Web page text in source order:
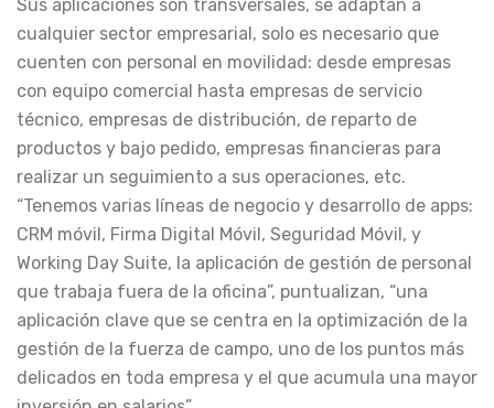
Sus aplicaciones son transversales, se adaptan a
cualquier sector empresarial, solo es necesario que
cuenten con personal en movilidad: desde empresas
con equipo comercial hasta empresas de servicio
técnico, empresas de distribución, de reparto de
productos y bajo pedido, empresas financieras para
realizar un seguimiento a sus operaciones, etc.
“Tenemos varias líneas de negocio y desarrollo de apps:
CRM móvil, Firma Digital Móvil, Seguridad Móvil, y
Working Day Suite, la aplicación de gestión de personal
que trabaja fuera de la oficina”, puntualizan, “una
aplicación clave que se centra en la optimización de la
gestión de la fuerza de campo, uno de los puntos más
delicados en toda empresa y el que acumula una mayor